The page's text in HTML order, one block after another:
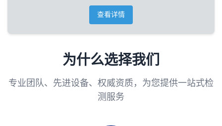
查看详情
为什么选择我们
专业团队、先进设备、权威资质，为您提供一站式检
测服务